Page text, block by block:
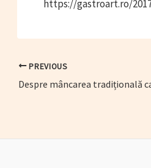
https://gastroart.ro/
Post
navigation
PREVIOUS